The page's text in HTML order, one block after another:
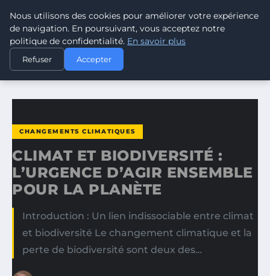
CLIMATE GUARDIAN
ACCUEIL
CHANGEMENTS CLIMATIQUES
CLIMAT ET BIODIVERSITÉ : L’URGENCE D’AGIR ENSEMBLE…
CHANGEMENTS CLIMATIQUES
CLIMAT ET BIODIVERSITÉ :
L’URGENCE D’AGIR ENSEMBLE
POUR LA PLANÈTE
Introduction : Un lien indissociable entre climat
et biodiversité Le changement climatique et la
perte de biodiversité sont deux des…
Nous utilisons des cookies pour améliorer votre expérience
de navigation. En poursuivant, vous acceptez notre
politique de confidentialité. En savoir plus
Refuser Accepter